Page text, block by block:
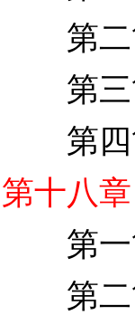
第二
第三
第四
第十八
第一
第二